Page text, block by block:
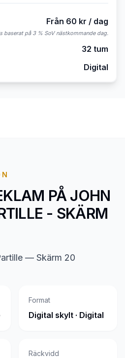
Från 60 kr / dag
baserat på 3 % SoV nästkommande dag.
32 tum
Digital
PÅ JOHN
- SKÄRM
— Skärm 20
Format
Digital skylt · Digital
Räckvidd